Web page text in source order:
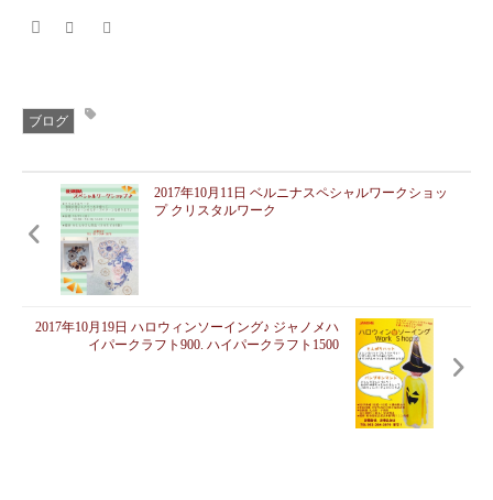
ブログ
2017年10月11日 ベルニナスペシャルワークショッ
プ クリスタルワーク
2017年10月19日 ハロウィンソーイング♪ ジャノメハ
イパークラフト900. ハイパークラフト1500